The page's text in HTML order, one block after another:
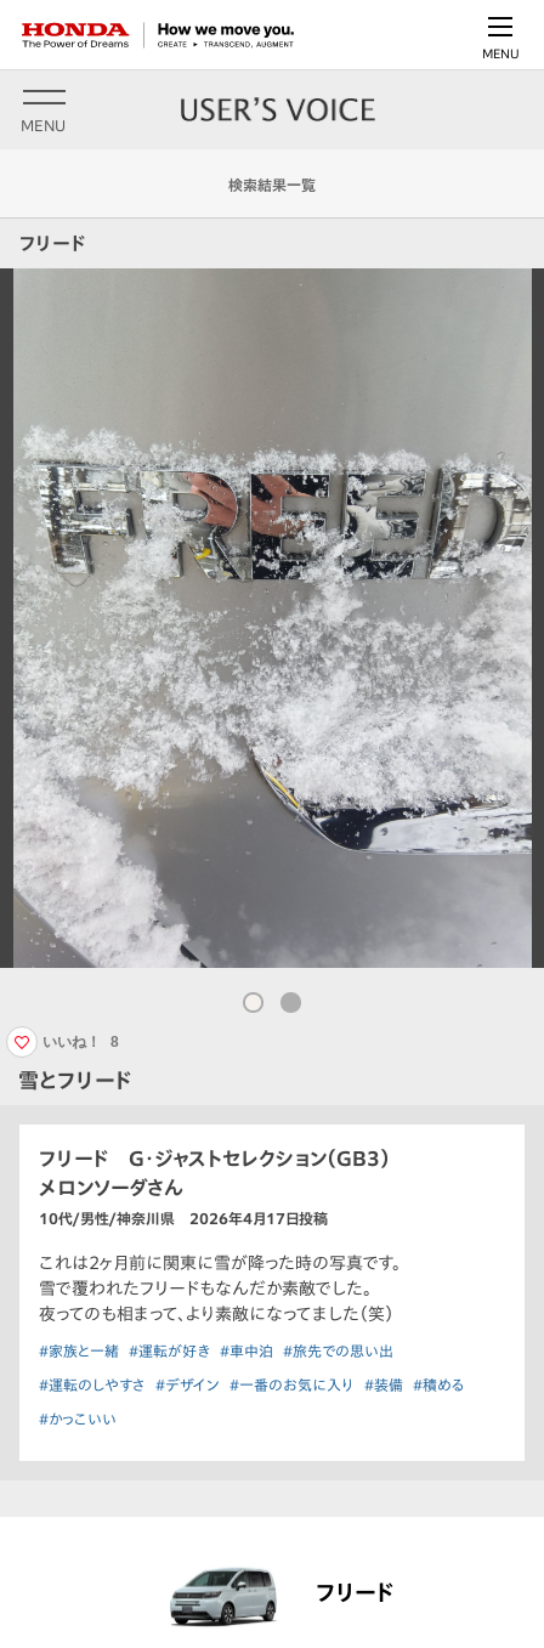
MENU
MENU
検索結果一覧
フリード
雪とフリード
いいね！ 8
フリード G・ジャストセレクション（GB3）
メロンソーダさん
10代/男性/神奈川県 2026年4月17日投稿
これは2ヶ月前に関東に雪が降った時の写真です。
雪で覆われたフリードもなんだか素敵でした。
夜ってのも相まって、より素敵になってました（笑）
#家族と一緒 #運転が好き #車中泊 #旅先での思い出
#運転のしやすさ #デザイン #一番のお気に入り #装備 #積める
#かっこいい
フリード